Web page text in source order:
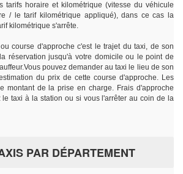
tarifs horaire et kilométrique (vitesse du véhicule
/ le tarif kilométrique appliqué), dans ce cas la
kilométrique s'arrête.
ou course d'approche c'est le trajet du taxi, de son
réservation jusqu'à votre domicile ou le point de
pouvez demander au taxi le lieu de son
du prix de cette course d'approche. Les
montant de la prise en charge. Frais d'approche
taxi à la station ou si vous l'arrêter au coin de la
PAR DÉPARTEMENT